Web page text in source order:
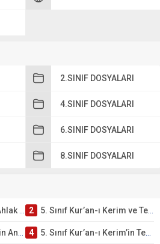
2.SINIF DOSYALARI
4.SINIF DOSYALARI
6.SINIF DOSYALARI
8.SINIF DOSYALARI
2 5. Sınıf Kur’an-ı Kerim ve Temel Özellikleri Testi – Online Çöz
Çöz 4 5. Sınıf Kur’an-ı Kerim’in Temel Özellikleri ve Önemi Testi – Online Çöz